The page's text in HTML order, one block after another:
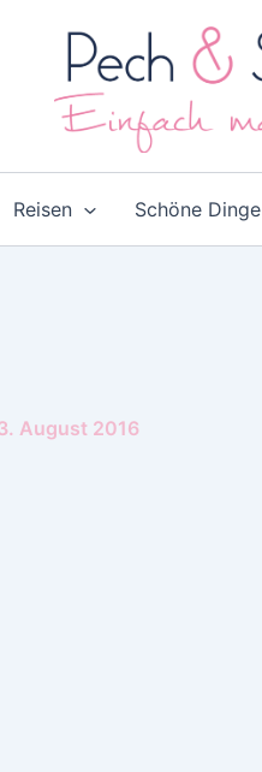
Reisen Schöne Dinge
August 2016